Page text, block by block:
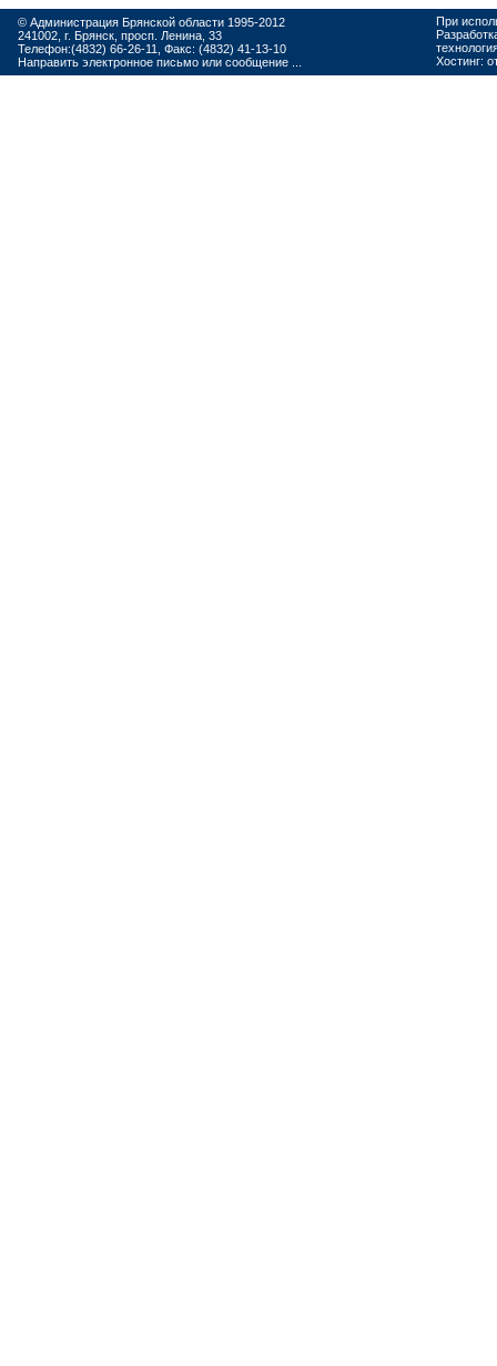
© Администрация Брянской области 1995-2012
241002, г. Брянск, просп. Ленина, 33
Телефон:(4832) 66-26-11, Факс: (4832) 41-13-10
Направить электронное письмо или сообщение ...
При
Хостинг: